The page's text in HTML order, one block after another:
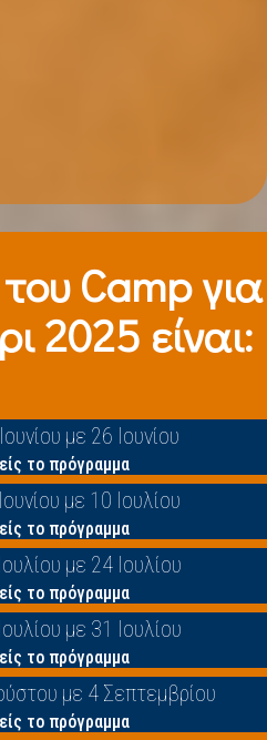
Camp για
2025 είναι:
με 26 Ιουνίου
το πρόγραμμα
με 10 Ιουλίου
το πρόγραμμα
με 24 Ιουλίου
το πρόγραμμα
με 31 Ιουλίου
το πρόγραμμα
με 4 Σεπτεμβρίου
το πρόγραμμα